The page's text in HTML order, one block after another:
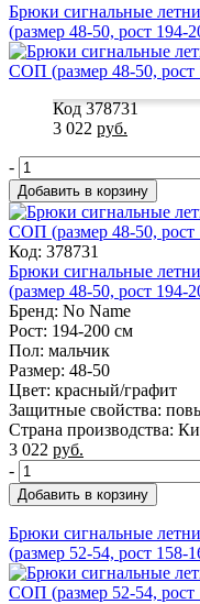
Брюки сигнальные
(размер 48-50, рост 194-
Код 378731
3 022 руб.
-
Добавить в корзину
Код: 378731
Брюки сигнальные
(размер 48-50, рост 194-
Бренд: No Name
Рост: 194-200 см
Пол: мальчик
Размер: 48-50
Цвет: красный/графит
Защитные свойства:
Страна производства:
3 022 руб.
-
Добавить в корзину
Брюки сигнальные
(размер 52-54, рост 158-